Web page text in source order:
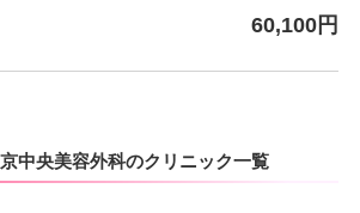
60,100円
中央美容外科のクリニック一覧